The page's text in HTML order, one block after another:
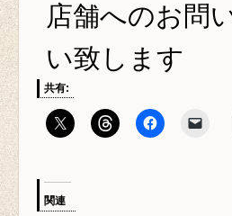
店舗へのお問
い致します
共有:
関連